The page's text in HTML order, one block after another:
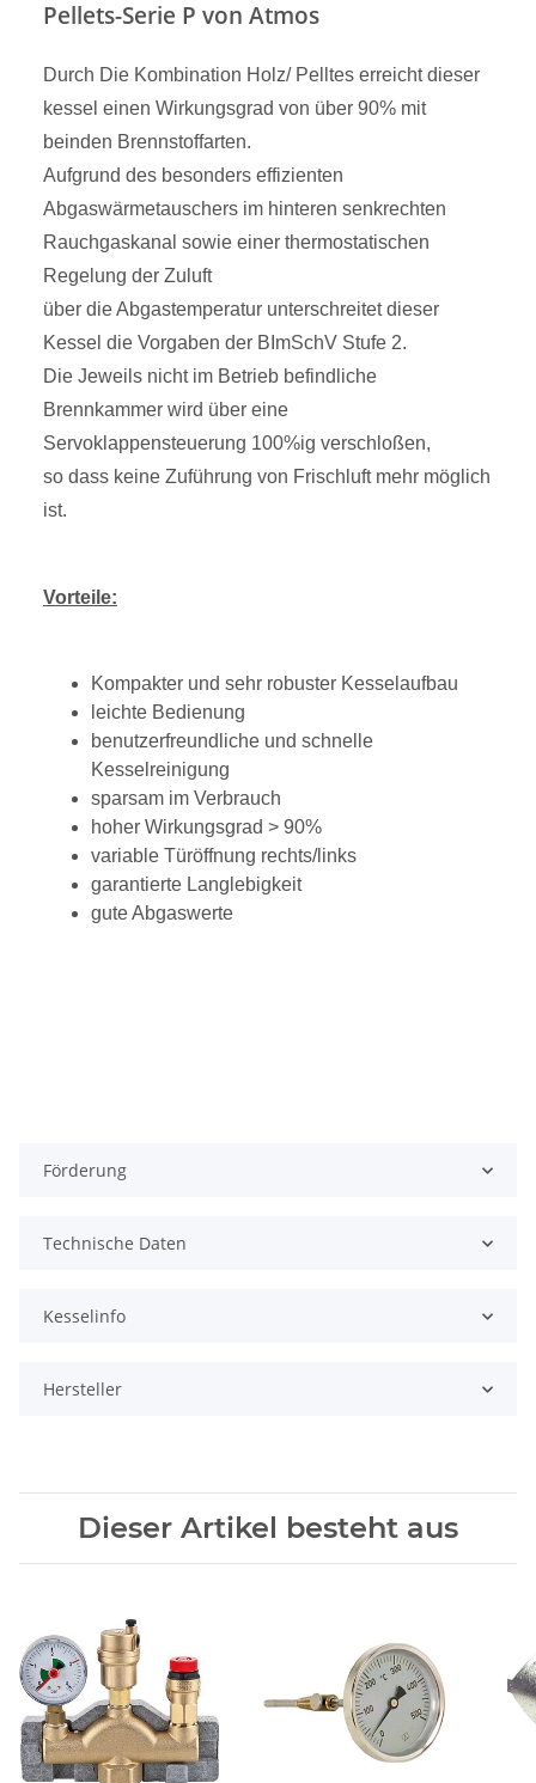
Pellets-Serie P von Atmos
Durch Die Kombination Holz/ Pelltes erreicht dieser
kessel einen Wirkungsgrad von über 90% mit
beinden Brennstoffarten.
Aufgrund des besonders effizienten
Abgaswärmetauschers im hinteren senkrechten
Rauchgaskanal sowie einer thermostatischen
Regelung der Zuluft
über die Abgastemperatur unterschreitet dieser
Kessel die Vorgaben der BImSchV Stufe 2.
Die Jeweils nicht im Betrieb befindliche
Brennkammer wird über eine
Servoklappensteuerung 100%ig verschloßen,
so dass keine Zuführung von Frischluft mehr möglich
ist.
Vorteile:
Kompakter und sehr robuster Kesselaufbau
leichte Bedienung
benutzerfreundliche und schnelle
Kesselreinigung
sparsam im Verbrauch
hoher Wirkungsgrad > 90%
variable Türöffnung rechts/links
garantierte Langlebigkeit
gute Abgaswerte
Förderung
Technische Daten
Kesselinfo
Hersteller
Dieser Artikel besteht aus